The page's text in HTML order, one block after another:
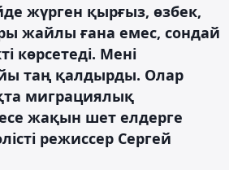
жүрген қырғыз, өзбек,
жайлы ғана емес, сондай
көрсетеді. Мені
таң қалдырды. Олар
миграциялық
жақын шет елдерге
режиссер Сергей